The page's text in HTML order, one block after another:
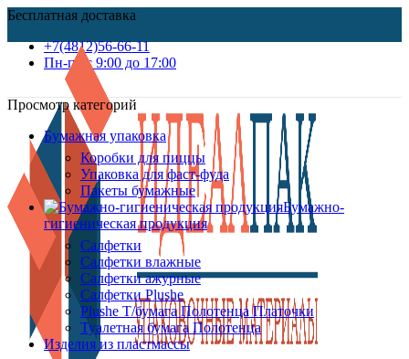
Бесплатная доставка
+7(4812)56-66-11
Пн-пт c 9:00 до 17:00
Просмотр категорий
Бумажная упаковка
Коробки для пиццы
Упаковка для фаст-фуда
Пакеты бумажные
Бумажно-
гигиеническая продукция
Салфетки
Салфетки влажные
Салфетки ажурные
Салфетки Plushe
Plushe Т/бумага Полотенца Платочки
Туалетная бумага Полотенца
Изделия из пластмассы